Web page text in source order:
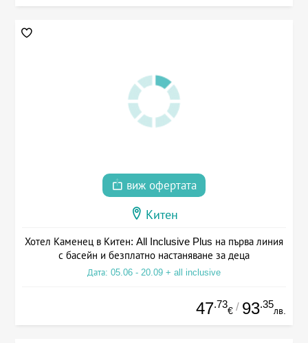
виж офертата
Китен
Хотел Каменец в Китен: All Inclusive Plus на първа линия
с басейн и безплатно настаняване за деца
Дата: 05.06 - 20.09 + all inclusive
47.73
€ / 93.35
лв.